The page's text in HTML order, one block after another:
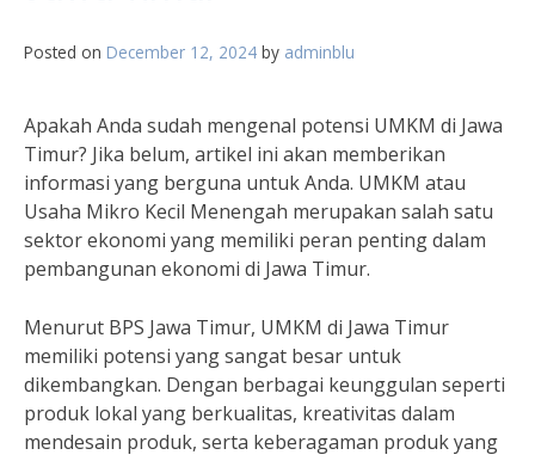
Posted on December 12, 2024 by adminblu
Apakah Anda sudah mengenal potensi UMKM di Jawa
Timur? Jika belum, artikel ini akan memberikan
informasi yang berguna untuk Anda. UMKM atau
Usaha Mikro Kecil Menengah merupakan salah satu
sektor ekonomi yang memiliki peran penting dalam
pembangunan ekonomi di Jawa Timur.
Menurut BPS Jawa Timur, UMKM di Jawa Timur
memiliki potensi yang sangat besar untuk
dikembangkan. Dengan berbagai keunggulan seperti
produk lokal yang berkualitas, kreativitas dalam
mendesain produk, serta keberagaman produk yang